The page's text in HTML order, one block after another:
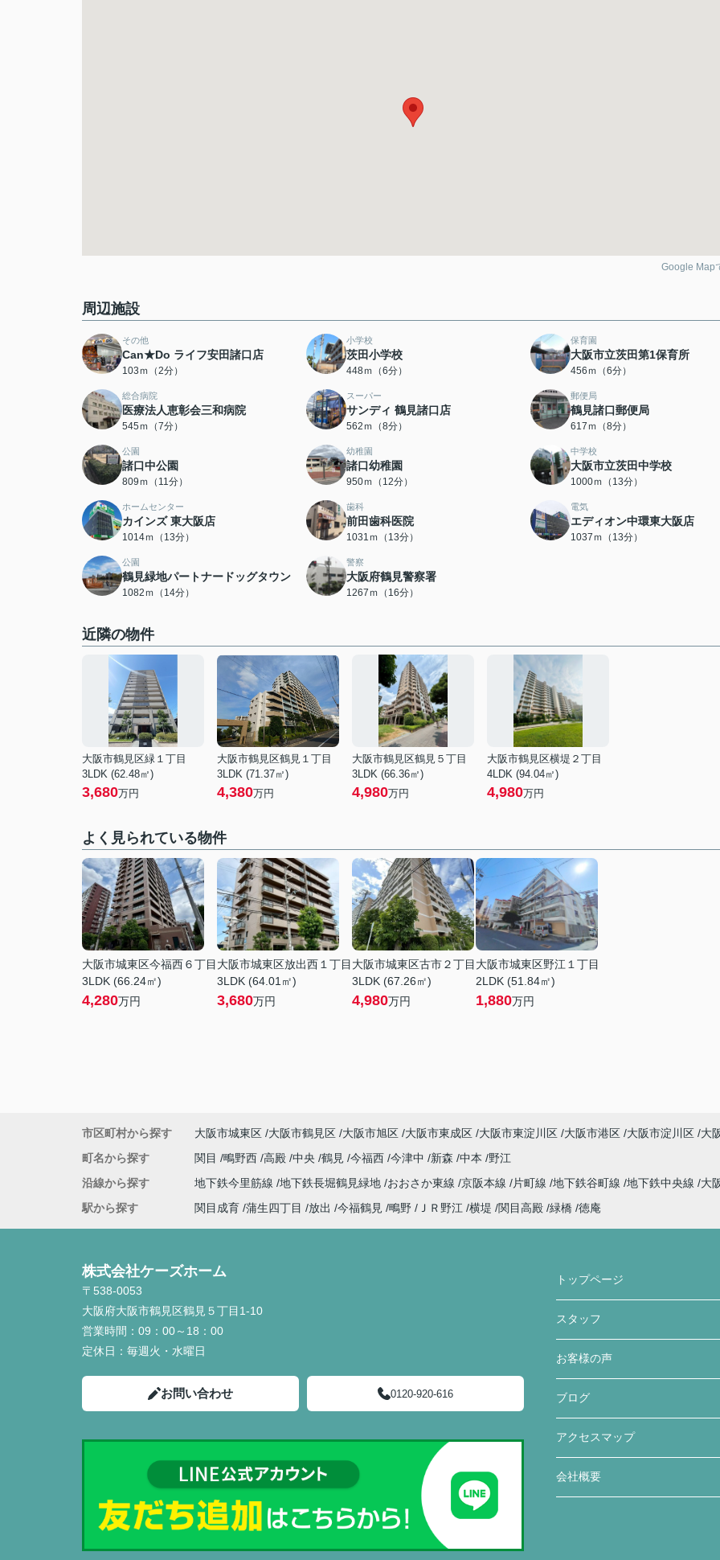
Google Map
周辺施設
その他
Can★Do ライフ安田諸口店
103ｍ（2分）
小学校
茨田小学校
448ｍ（6分）
保育園
大阪市立茨田第1保育所
456ｍ（6分）
総合病院
医療法人恵彰会三和病院
545ｍ（7分）
スーパー
サンディ 鶴見諸口店
562ｍ（8分）
郵便局
鶴見諸口郵便局
617ｍ（8分）
公園
諸口中公園
809ｍ（11分）
幼稚園
諸口幼稚園
950ｍ（12分）
中学校
大阪市立茨田中学校
1000ｍ（13分）
ホームセンター
カインズ 東大阪店
1014ｍ（13分）
歯科
前田歯科医院
1031ｍ（13分）
電気
エディオン中環東大阪店
1037ｍ（13分）
公園
鶴見緑地パートナードッグタウン
1082ｍ（14分）
警察
大阪府鶴見警察署
1267ｍ（16分）
近隣の物件
大阪市鶴見区緑１丁目
3LDK (62.48㎡)
3,680万円
大阪市鶴見区鶴見１丁目
3LDK (71.37㎡)
4,380万円
大阪市鶴見区鶴見５丁目
3LDK (66.36㎡)
4,980万円
大阪市鶴見区横堤２丁目
4LDK (94.04㎡)
4,980万円
よく見られている物件
大阪市城東区今福西６丁目
3LDK (66.24㎡)
4,280万円
大阪市城東区放出西１丁目
3LDK (64.01㎡)
3,680万円
大阪市城東区古市２丁目
3LDK (67.26㎡)
4,980万円
大阪市城東区野江１丁目
2LDK (51.84㎡)
1,880万円
市区町村から探す 大阪市城東区 大阪市鶴見区 大阪市旭区 大阪市東成区 大阪市東淀川区 大阪市港区 大阪市淀川区 大
町名から探す
関目 鴫野西 高殿 中央 鶴見 今福西 今津中 新森 中本
野江
沿線から探す
地下鉄今里筋線 地下鉄長堀鶴見緑地 おおさか東線 京阪本線 片町線 地下鉄谷町線 地下鉄中央線
大
駅から探す
関目成育 蒲生四丁目 放出 今福鶴見 鴫野 ＪＲ野江 横堤 関目高殿 緑橋 徳庵
株式会社ケーズホーム
〒538-0053
大阪府大阪市鶴見区鶴見５丁目1-10
営業時間： 09：00～18：00
定休日： 毎週火・水曜日
お問い合わせ 0120-920-616
トップページ
スタッフ
お客様の声
ブログ
アクセスマップ
会社概要